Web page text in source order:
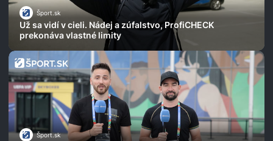
Šport.sk
Už sa vidí v cieli. Nádej a zúfalstvo, ProfiCHECK
prekonáva vlastné limity
Šport.sk